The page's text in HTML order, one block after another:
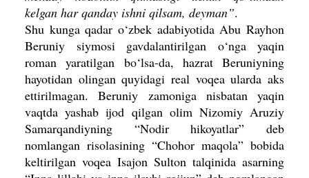
kelgan har qanday ishni qilsam, deyman”.
Shu kunga qadar o‘zbek adabiyotida Abu Rayhon
Beruniy siymosi gavdalantirilgan o‘nga yaqin
roman yaratilgan bo‘lsa-da, hazrat Beruniyning
hayotidan olingan quyidagi real voqea ularda aks
ettirilmagan. Beruniy zamoniga nisbatan yaqin
vaqtda yashab ijod qilgan olim Nizomiy Aruziy
Samarqandiyning “Nodir hikoyatlar” deb
nomlangan risolasining “Chohor maqola” bobida
keltirilgan voqea Isajon Sulton talqinida asarning